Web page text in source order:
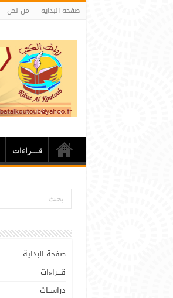
صفحة البداية من نحن
قـــراءات
صفحة البداية
قـــراءات
دراســات